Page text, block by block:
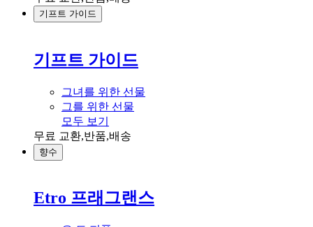
기프트 가이드
기프트 가이드
그녀를 위한 선물
그를 위한 선물
모두 보기
무료 교환,반품,배송
향수
Etro 프래그랜스